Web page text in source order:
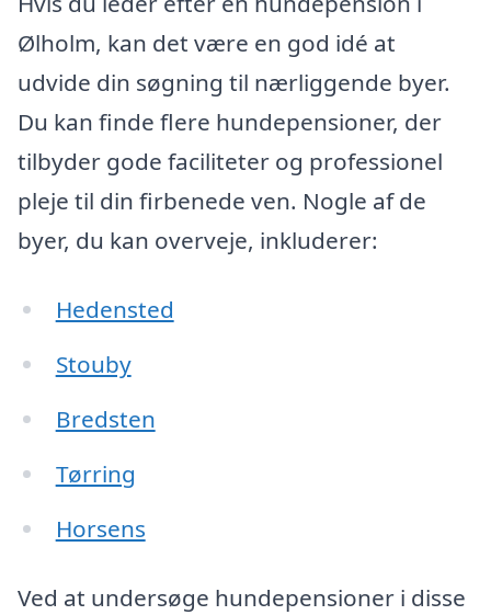
Ølholm, kan det være en god idé at
udvide din søgning til nærliggende byer.
Du kan finde flere hundepensioner, der
tilbyder gode faciliteter og professionel
pleje til din firbenede ven. Nogle af de
byer, du kan overveje, inkluderer:
Hedensted
Stouby
Bredsten
Tørring
Horsens
Ved at undersøge hundepensioner i disse